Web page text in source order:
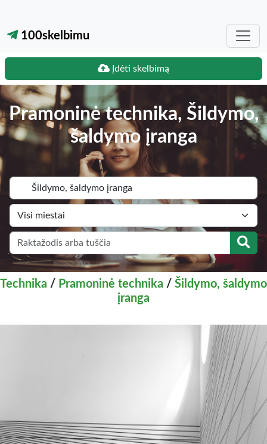
100skelbimu
Įdėti skelbimą
Pramoninė technika, Šildymo,
šaldymo įranga
Technika / Pramoninė technika / Šildymo, šaldymo
įranga